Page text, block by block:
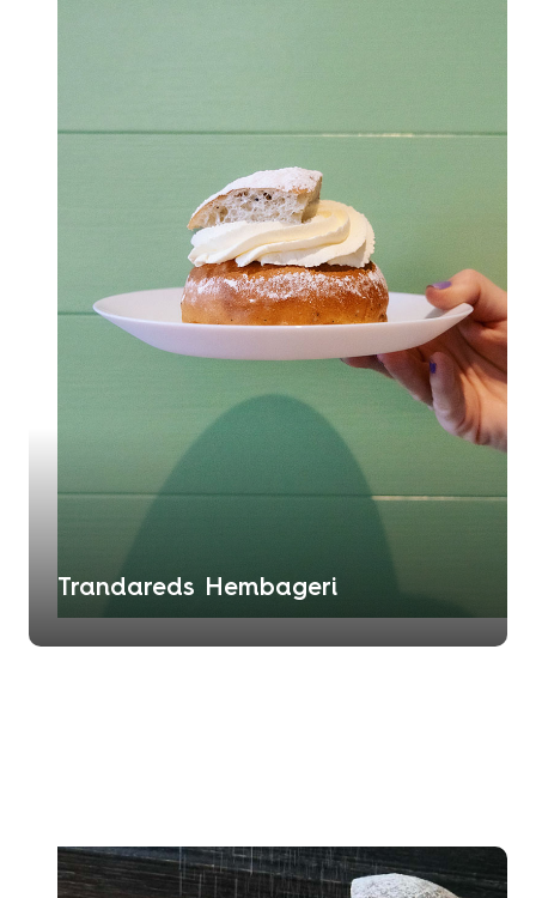
Trandareds Hembageri